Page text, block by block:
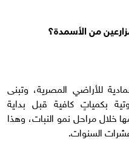
من الأسمدة؟
للأراضي المصرية، وتبنى
بكمياتٍ كافية قبل بداية
خلال مراحل نمو النبات، وهذا
السنوات.